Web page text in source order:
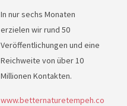
In nur sechs Monaten
erzielen wir rund 50
Veröffentlichungen und eine
Reichweite von über 10
Millionen Kontakten.
www.betternaturetempeh.co